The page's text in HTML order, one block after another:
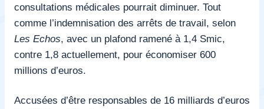
consultations médicales pourrait diminuer. Tout
comme l’indemnisation des arrêts de travail, selon
Les Echos, avec un plafond ramené à 1,4 Smic,
contre 1,8 actuellement, pour économiser 600
millions d’euros.
Accusées d’être responsables de 16 milliards d’euros